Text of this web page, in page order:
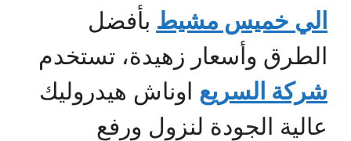
الي خميس مشيط بأفضل
الطرق وأسعار زهيدة، تستخدم
شركة السريع اوناش هيدروليك
عالية الجودة لنزول ورفع